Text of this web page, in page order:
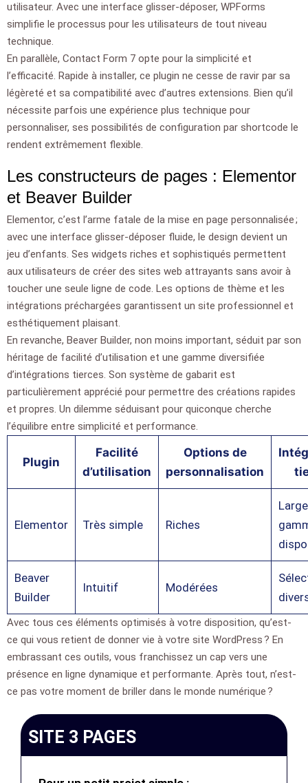
utilisateur. Avec une interface glisser-déposer, WPForms
simplifie le processus pour les utilisateurs de tout niveau
technique.
En parallèle, Contact Form 7 opte pour la simplicité et
l’efficacité. Rapide à installer, ce plugin ne cesse de ravir par sa
légèreté et sa compatibilité avec d’autres extensions. Bien qu’il
nécessite parfois une expérience plus technique pour
personnaliser, ses possibilités de configuration par shortcode le
rendent extrêmement flexible.
Les constructeurs de pages : Elementor
et Beaver Builder
Elementor, c’est l’arme fatale de la mise en page personnalisée ;
avec une interface glisser-déposer fluide, le design devient un
jeu d’enfants. Ses widgets riches et sophistiqués permettent
aux utilisateurs de créer des sites web attrayants sans avoir à
toucher une seule ligne de code. Les options de thème et les
intégrations préchargées garantissent un site professionnel et
esthétiquement plaisant.
En revanche, Beaver Builder, non moins important, séduit par son
héritage de facilité d’utilisation et une gamme diversifiée
d’intégrations tierces. Son système de gabarit est
particulièrement apprécié pour permettre des créations rapides
et propres. Un dilemme séduisant pour quiconque cherche
l’équilibre entre simplicité et performance.
Plugin
Facilité
d’utilisation
Options de
personnalisation
Elementor Très simple Riches
Large
Beaver
Builder
Intuitif Modérées
Avec tous ces éléments optimisés à votre disposition, qu’est-
ce qui vous retient de donner vie à votre site WordPress ? En
embrassant ces outils, vous franchissez un cap vers une
présence en ligne dynamique et performante. Après tout, n’est-
ce pas votre moment de briller dans le monde numérique ?
SITE 3 PAGES